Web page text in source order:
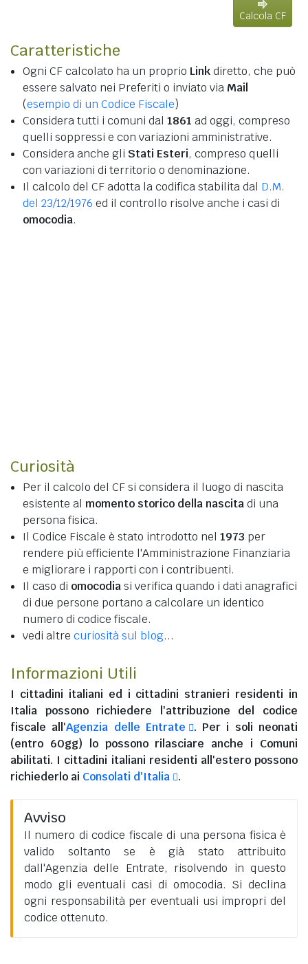
Calcola CF
Caratteristiche
Ogni CF calcolato ha un proprio Linkdiretto, che può
essere salvato nei Preferiti o inviato via Mail
(esempio di un Codice Fiscale)
Considera tutti i comuni dal 1861 ad oggi, compreso
quelli soppressi e con variazioni amministrative.
Considera anche gli Stati Esteri, compreso quelli
con variazioni di territorio o denominazione.
Il calcolo del CF adotta la codifica stabilita dal D.M.
del 23/12/1976 ed il controllo risolve anche i casi di
omocodia.
Curiosità
Per il calcolo del CF si considera il luogo di nascita
esistente al momento storico della nascitadi una
persona fisica.
Il Codice Fiscale è stato introdotto nel 1973 per
rendere più efficiente l'Amministrazione Finanziaria
e migliorare i rapporti con i contribuenti.
Il caso di omocodiasi verifica quando i dati anagrafici
di due persone portano a calcolare un identico
numero di codice fiscale.
vedi altre curiosità sul blog...
Informazioni Utili
I cittadini italiani ed i cittadini stranieri residenti in
Italia possono richiedere l'attribuzione del codice
fiscale all'Agenzia delle Entrate
. Per i soli neonati
(entro 60gg) lo possono rilasciare anche i Comuni
abilitati. I cittadini italiani residenti all'esteropossono
richiederlo ai Consolati d'Italia .
Avviso
Il numero di codice fiscale di una persona fisica è
valido soltanto se è già stato attribuito
dall'Agenzia delle Entrate, risolvendo in questo
modo gli eventuali casi di omocodia. Si declina
ogni responsabilità per eventuali usi impropri del
codice ottenuto.